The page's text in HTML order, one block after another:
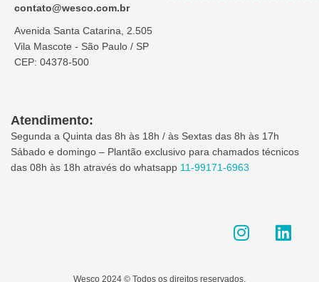
contato@wesco.com.br
Avenida Santa Catarina, 2.505
Vila Mascote - São Paulo / SP
CEP: 04378-500
Atendimento:
Segunda a Quinta das 8h às 18h / às Sextas das 8h às 17h
Sábado e domingo – Plantão exclusivo para chamados técnicos
das 08h às 18h através do whatsapp 11-99171-6963
n i
Wesco 2024 © Todos os direitos reservados.